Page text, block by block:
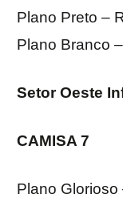
Plano Preto –
Plano Branco
Setor Oeste
CAMISA 7
Plano